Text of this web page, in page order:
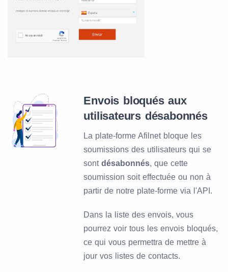
Envois bloqués aux
utilisateurs désabonnés
La plate-forme Afilnet bloque les
soumissions des utilisateurs qui se
sontdésabonnés, que cette
soumission soit effectuée ou non à
partir de notre plate-forme via l'API.
Dans la liste des envois, vous
pourrez voir tous les envois bloqués,
ce qui vous permettra de mettre à
jour vos listes de contacts.